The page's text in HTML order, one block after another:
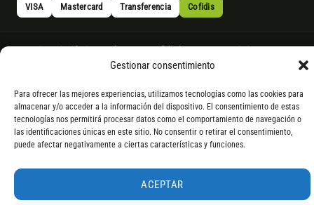
Gestionar consentimiento
Para ofrecer las mejores experiencias, utilizamos tecnologías como las cookies para
almacenar y/o acceder a la información del dispositivo. El consentimiento de estas
tecnologías nos permitirá procesar datos como el comportamiento de navegación o
las identificaciones únicas en este sitio. No consentir o retirar el consentimiento,
puede afectar negativamente a ciertas características y funciones.
ACEPTAR
VISA Mastercard Transferencia Cofidis
* Financiación instantánea con Cofidis hasta 6.000 € sin intereses.
Gasto de apertura: 4% hasta 18 meses y 7% a 24 meses. Consulta
* Los modelos con entrega inmediata se envían 24 h laborables tras el
pago; los de bajo pedido se confirman con un asesor. Si no fuera posible
servir el producto, se devuelve el importe sin coste. La información de
componentes es orientativa; los fabricantes pueden sustituir elementos